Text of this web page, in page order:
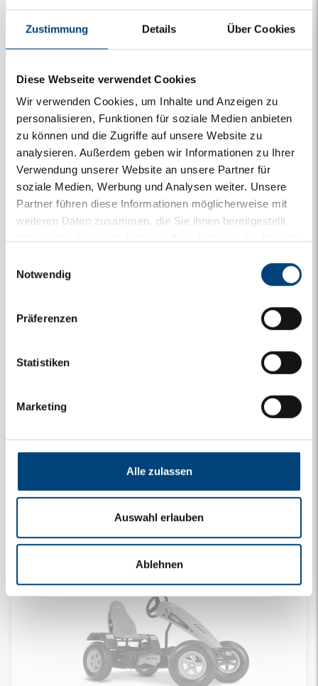
Zustimmung Details Über Cookies
Diese Webseite verwendet Cookies
Wir verwenden Cookies, um Inhalte und Anzeigen zu
personalisieren, Funktionen für soziale Medien anbieten
zu können und die Zugriffe auf unsere Website zu
analysieren. Außerdem geben wir Informationen zu Ihrer
Verwendung unserer Website an unsere Partner für
soziale Medien, Werbung und Analysen weiter. Unsere
Partner führen diese Informationen möglicherweise mit
weiteren Daten zusammen, die Sie ihnen bereitgestellt
Notwendig
Präferenzen
Statistiken
Marketing
Alle zulassen
Auswahl erlauben
Ablehnen
Berg Buddy (3-8 jaar)
+
Noch 2 verfügbar
- +